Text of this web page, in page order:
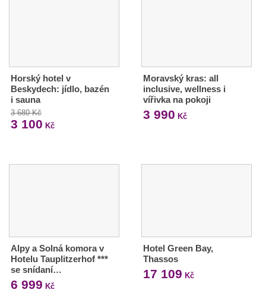
Horský hotel v
Beskydech: jídlo, bazén
i sauna
3 680 Kč
3 100 Kč
Moravský kras: all
inclusive, wellness i
vířivka na pokoji
3 990 Kč
Alpy a Solná komora v
Hotelu Tauplitzerhof ***
se snídaní…
6 999 Kč
Hotel Green Bay,
Thassos
17 109 Kč